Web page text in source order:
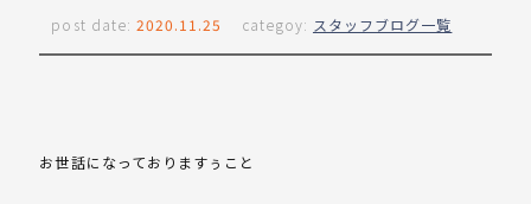
post date: 2020.11.25 categoy: スタッフブログ一覧
お世話になっておりますぅこと